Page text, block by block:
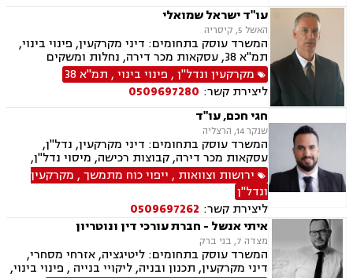
עו"ד ישראל שמואלי
האשל 5, קיסריה
המשרד עוסק בתחומים: דיני מקרקעין, פינוי בינוי,
תמ"א 38, עסקאות מכר דירה, נחלות ומשקים
במושבים, ייפוי כוח מתמשך, ירושות וצוואות, נוטריון
מקרקעין ונדל"ן, פינוי בינוי, תמ"א 38
ליצירת קשר: 0509697280
חגי חכם, עו"ד
שנקר 14, הרצליה
המשרד עוסק בתחומים: דיני מקרקעין, נדל"ן,
עסקאות מכר דירה, קבוצות רכישה, מיסוי נדל"ן,
אזרחי מסחרי, ירושות וצוואות, ייפוי כוח מתמשך
ירושות וצוואות , ייפוי כוח מתמשך, מקרקעין
ונדל"ן
ליצירת קשר: 0509697262
איתי אנשל - חברת עורכי דין ונוטריון
מצדה 7, בני ברק
המשרד עוסק בתחומים: ליטיגציה, אזרחי מסחרי,
דיני מקרקעין, תכנון ובניה, ליקויי בנייה , פינוי בינוי,